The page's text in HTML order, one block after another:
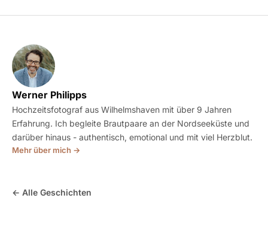
Werner Philipps
Hochzeitsfotograf aus Wilhelmshaven mit über 9 Jahren
Erfahrung. Ich begleite Brautpaare an der Nordseeküste und
darüber hinaus - authentisch, emotional und mit viel Herzblut.
Mehr über mich →
← Alle Geschichten